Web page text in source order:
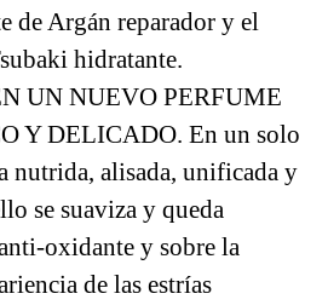
de Argán reparador y el
hidratante.
UN NUEVO PERFUME
Y DELICADO. En un solo
nutrida, alisada, unificada y
se suaviza y queda
oxidante y sobre la
de las estrías